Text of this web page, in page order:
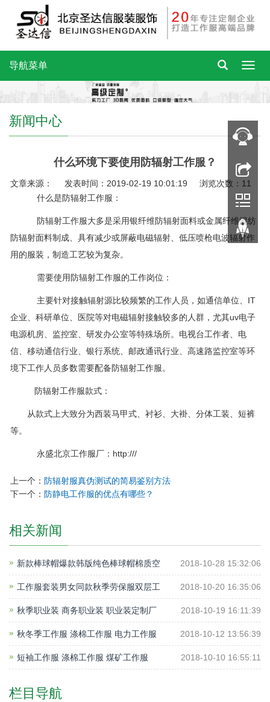
导航菜单
新闻中心
什么环境下要使用防辐射工作服？
文章来源： 发表时间：2019-02-19 10:01:19 浏览次数：11
什么是防辐射工作服：
防辐射工作服大多是采用银纤维防辐射面料或金属纤维混纺
防辐射面料制成、具有减少或屏蔽电磁辐射、低压喷枪电波辐射作
用的服装，制造工艺较为复杂。
需要使用防辐射工作服的工作岗位：
主要针对接触辐射源比较频繁的工作人员，如通信单位、IT
企业、科研单位、医院等对电磁辐射接触较多的人群，尤其uv电子
电源机房、监控室、研发办公室等特殊场所。电视台工作者、电
信、移动通信行业、银行系统、邮政通讯行业、高速路监控室等环
境下工作人员多数需要配备防辐射工作服。
防辐射工作服款式：
从款式上大致分为西装马甲式、衬衫、大褂、分体工装、短裤
等。
永盛北京工作服厂：http:///
上一个： 防辐射服真伪测试的简易鉴别方法
下一个： 防静电工作服的优点有哪些？
相关新闻
2018-10-28 15:32:06
新款棒球帽爆款韩版纯色棒球帽棉质空
2018-10-20 16:35:06
工作服套装男女同款秋季劳保服双层工
2018-10-19 16:11:39
秋季职业装 商务职业装 职业装定制厂
2018-10-12 13:56:39
秋冬季工作服 涤棉工作服 电力工作服
2018-10-10 16:55:11
短袖工作服 涤棉工作服 煤矿工作服
栏目导航